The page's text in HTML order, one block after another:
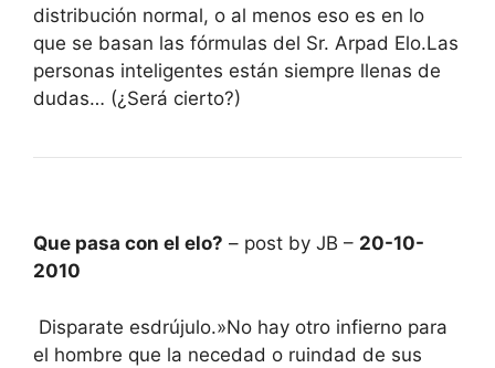
distribución normal, o al menos eso es en lo
que se basan las fórmulas del Sr. Arpad Elo.Las
personas inteligentes están siempre llenas de
dudas… (¿Será cierto?)
Que pasa con el elo? – post by JB – 20-10-
2010
Disparate esdrújulo.»No hay otro infierno para
el hombre que la necedad o ruindad de sus